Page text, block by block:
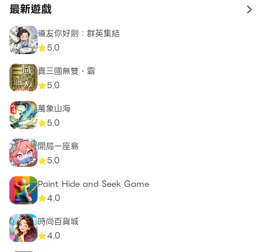
最新遊戲 to
道友你好劍：群英集結
5.0
真三國無雙・霸
5.0
萬象山海
5.0
開局一座島
5.0
Paint Hide and Seek Game
4.0
時尚百貨城
4.0